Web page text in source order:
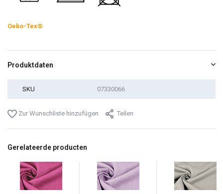
Oeko-Tex®
Produktdaten
SKU 07330066
Zur Wunschliste hinzufügen Teilen
Gerelateerde producten